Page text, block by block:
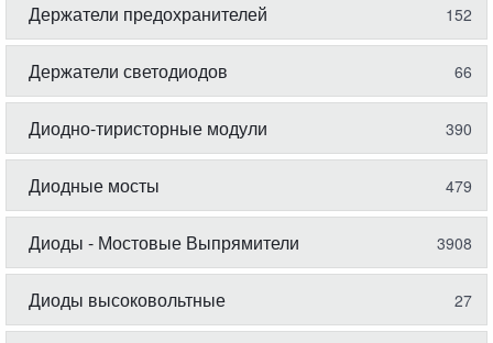
Держатели предохранителей 152
Держатели светодиодов 66
Диодно-тиристорные модули 390
Диодные мосты 479
Диоды - Мостовые Выпрямители 3908
Диоды высоковольтные 27